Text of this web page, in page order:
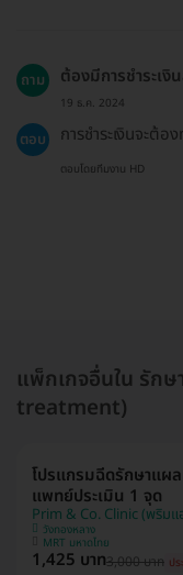
ถาม ต้องมีการชำระเงิ
19 ธ.ค. 2024
ตอบ การชำระเงินจะต้
ตอบโดยทีมงาน HD
แพ็กเกจอื่นใน รัก
treatment)
โปรแกรมฉีดรักษาแผ
แพทย์ประเมิน 1 จุด
Prim & Co. Clinic (พริมแ
วังทองหลาง
MRT มหาดไทย
1,425 บาท3,000 บาท ป